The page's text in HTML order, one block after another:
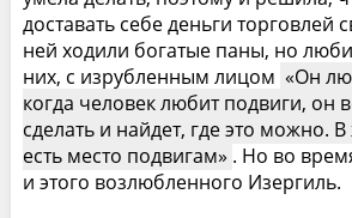
доставать себе деньги торговлей
ней ходили богатые паны, но
них, с изрубленным лицом
Он
когда человек любит подвиги, он
сделать и найдет, где это можно.
есть место подвигам
. Но во
и этого возлюбленного Изергиль.